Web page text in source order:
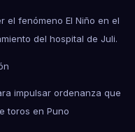
el fenómeno El Niño en el
del hospital de Juli.
impulsar ordenanza que
toros en Puno